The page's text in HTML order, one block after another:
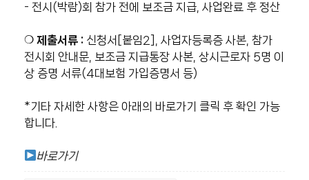
- 전시(박람)회 참가 전에 보조금 지급, 사업완료 후 정산
❍제출서류 : 신청서[붙임2], 사업자등록증 사본, 참가
전시회 안내문, 보조금 지급통장 사본, 상시근로자 5명 이
상 증명 서류(4대보험 가입증명서 등)
*기타 자세한 사항은 아래의 바로가기 클릭 후 확인 가능
합니다.
바로가기